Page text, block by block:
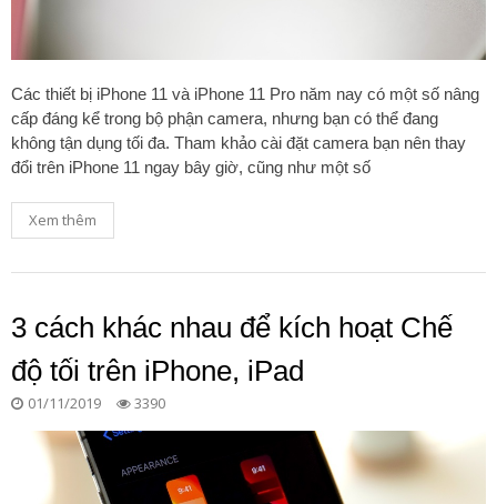
Các thiết bị iPhone 11 và iPhone 11 Pro năm nay có một số nâng
cấp đáng kể trong bộ phận camera, nhưng bạn có thể đang
không tận dụng tối đa. Tham khảo cài đặt camera bạn nên thay
đổi trên iPhone 11 ngay bây giờ, cũng như một số
Xem thêm
3 cách khác nhau để kích hoạt Chế
độ tối trên iPhone, iPad
01/11/2019 3390